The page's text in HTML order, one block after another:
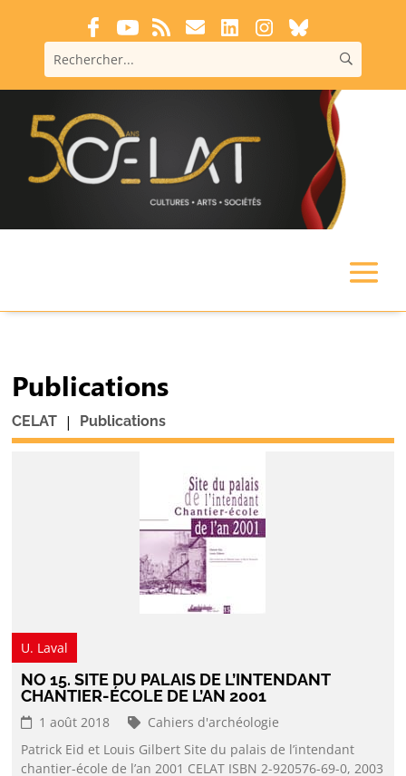
Publications
CELAT | Publications
U. Laval
NO 15. SITE DU PALAIS DE L’INTENDANT
CHANTIER-ÉCOLE DE L’AN 2001
1 août 2018
Cahiers d'archéologie
Patrick Eid et Louis Gilbert Site du palais de l’intendant
chantier-école de l’an 2001 CELAT ISBN 2-920576-69-0, 2003